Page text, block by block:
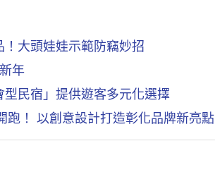
大頭娃娃示範防竊妙招
年
民宿」提供遊客多元化選擇
跑！ 以創意設計打造彰化品牌新亮點